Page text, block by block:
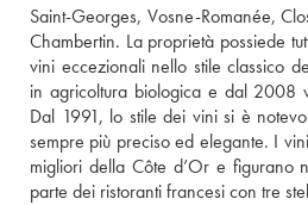
Saint-Georges, Vosne-Romanée,
Chambertin. La proprietà possiede
vini eccezionali nello stile classico
in agricoltura biologica e dal 2008
Dal 1991, lo stile dei vini si è
sempre più preciso ed elegante. I
migliori della Côte d’Or e figurano
parte dei ristoranti francesi con tre